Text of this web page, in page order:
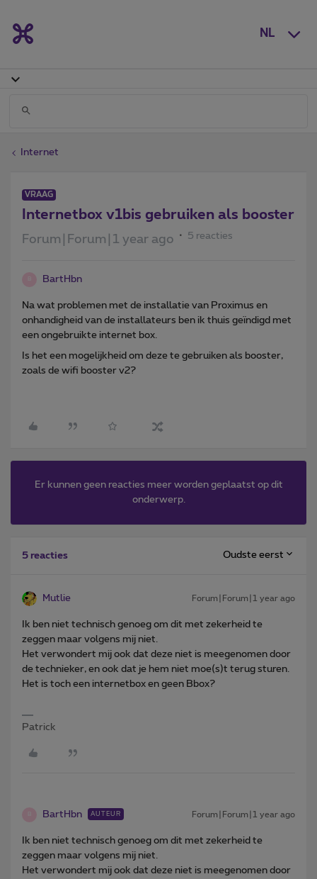
NL
Internet
VRAAG
Internetbox v1bis gebruiken als booster
Forum|Forum|1 year ago 5 reacties
BartHbn
Na wat problemen met de installatie van Proximus en
onhandigheid van de installateurs ben ik thuis geïndigd met
een ongebruikte internet box.
Is het een mogelijkheid om deze te gebruiken als booster,
zoals de wifi booster v2?
Er kunnen geen reacties meer worden geplaatst op dit
onderwerp.
5 reacties Oudste eerst
Mutlie Forum|Forum|1 year ago
Ik ben niet technisch genoeg om dit met zekerheid te
zeggen maar volgens mij niet.
Het verwondert mij ook dat deze niet is meegenomen door
de technieker, en ook dat je hem niet moe(s)t terug sturen.
Het is toch een internetbox en geen Bbox?
Patrick
BartHbn AUTEUR Forum|Forum|1 year ago
Ik ben niet technisch genoeg om dit met zekerheid te
zeggen maar volgens mij niet.
Het verwondert mij ook dat deze niet is meegenomen door